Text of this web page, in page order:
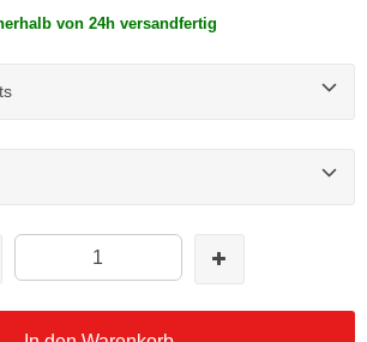
von 24h versandfertig